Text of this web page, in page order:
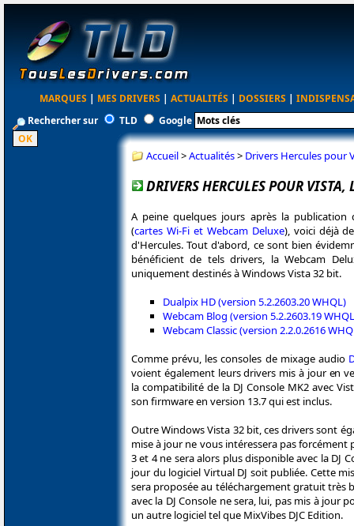
MARQUES | MES DRIVERS | ACTUALITÉS | DOSSIERS |
Rechercher sur
TLD Google
Accueil>Actualités> Drivers Hercules pour
DRIVERS HERCULES POUR VISTA,
A peine quelques jours après la
(cartes Wi-Fi et Webcam Deluxe), voici déjà
d'Hercules. Tout d'abord, ce sont bien
bénéficient de tels drivers, la Webcam
uniquement destinés à Windows Vista 32 bit.
Dualpix HD (version 5.2.2603.20 WHQL)
Webcam Blog (version 5.2.2603.19
Webcam Classic (version 2.2.0.2616
Comme prévu, les consoles de mixage audio
voient également leurs drivers mis à jour en
la compatibilité de la DJ Console MK2 avec
son firmware en version 13.7 qui est inclus.
Outre Windows Vista 32 bit, ces drivers sont
mise à jour ne vous intéressera pas
3 et 4 ne sera alors plus disponible avec la DJ
jour du logiciel Virtual DJ soit publiée. Cette
sera proposée au téléchargement gratuit très
avec la DJ Console ne sera, lui, pas mis à
un autre logiciel tel que MixVibes DJC Edition.